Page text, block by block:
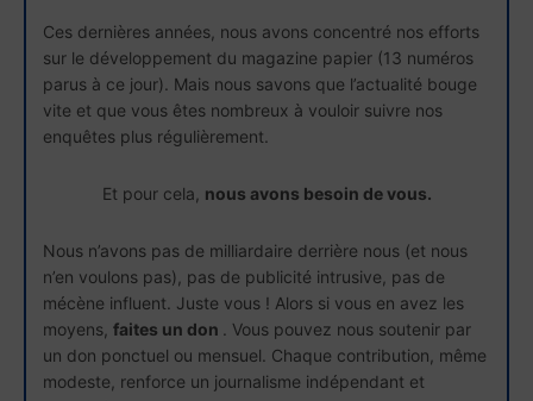
Ces dernières années, nous avons concentré nos efforts
sur le développement du magazine papier (13 numéros
parus à ce jour). Mais nous savons que l’actualité bouge
vite et que vous êtes nombreux à vouloir suivre nos
enquêtes plus régulièrement.
Et pour cela, nous avons besoin de vous.
Nous n’avons pas de milliardaire derrière nous (et nous
n’en voulons pas), pas de publicité intrusive, pas de
mécène influent. Juste vous ! Alors si vous en avez les
moyens, faites un don . Vous pouvez nous soutenir par
un don ponctuel ou mensuel. Chaque contribution, même
modeste, renforce un journalisme indépendant et